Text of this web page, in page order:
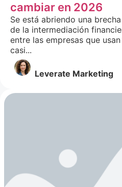
cambiar en 2026
Se está abriendo una
de la intermediación
entre las empresas que
casi...
Leverate Marketing